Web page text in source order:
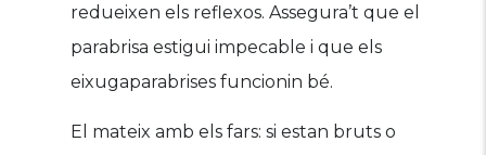
redueixen els reflexos. Assegura’t que el
parabrisa estigui impecable i que els
eixugaparabrises funcionin bé.
El mateix amb els fars: si estan bruts o